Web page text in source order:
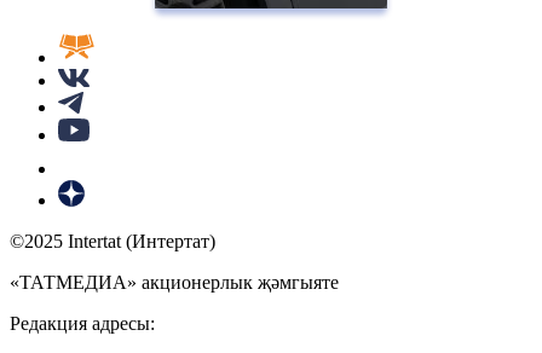
©2025 Intertat (Интертат)
«ТАТМЕДИА» акционерлык җәмгыяте
Редакция адресы: